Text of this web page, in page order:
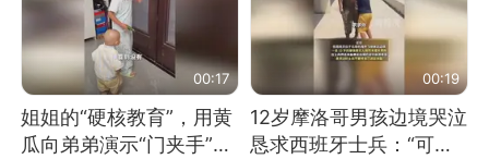
00:17
姐姐的“硬核教育”，用黄
瓜向弟弟演示“门夹手”，
00:19
12岁摩洛哥男孩边境哭泣
恳求西班牙士兵：“可不